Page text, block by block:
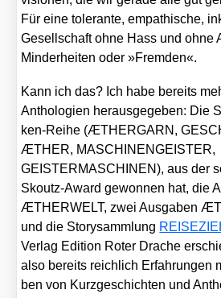
Für eine tole­ran­te, empa­thi­sche,
Gesell­schaft ohne Hass und ohne
Min­der­hei­ten oder »Frem­den«.
Kann ich das? Ich habe bereits
Antho­lo­gien her­aus­ge­ge­ben: Die
ken-Rei­he (ÆTHERGARN,
ÆTHER, MASCHINENGEISTER,
GEISTERMASCHINEN), aus der
Skoutz-Award gewon­nen hat, die
ÆTHERWELT, zwei Aus­ga­ben
und die Sto­ry­samm­lung
Ver­lag Edi­ti­on Roter Dra­che
also bereits reich­lich Erfah­run­gen
ben von Kurz­ge­schich­ten und